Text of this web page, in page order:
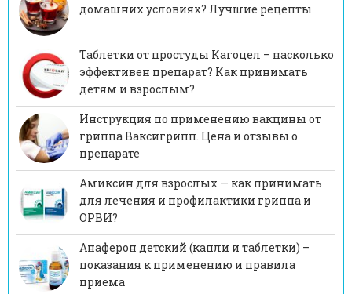
домашних условиях? Лучшие рецепты
Таблетки от простуды Кагоцел – насколько
эффективен препарат? Как принимать
детям и взрослым?
Инструкция по применению вакцины от
гриппа Ваксигрипп. Цена и отзывы о
препарате
Амиксин для взрослых — как принимать
для лечения и профилактики гриппа и
ОРВИ?
Анаферон детский (капли и таблетки) –
показания к применению и правила
приема